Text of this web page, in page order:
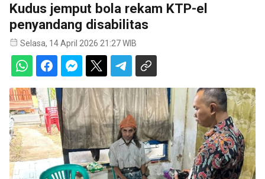
Kudus jemput bola rekam KTP-el
penyandang disabilitas
Selasa, 14 April 2026 21:27 WIB